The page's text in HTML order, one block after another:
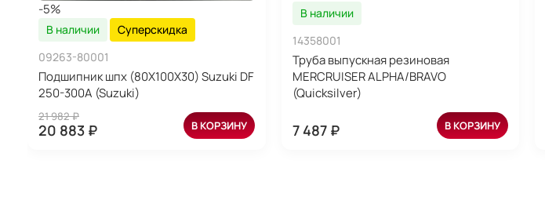
-5%
В наличии
Суперскидка
09263-80001
Подшипник шпх (80X100X30) Suzuki DF
250-300A (Suzuki)
21 982 ₽
20 883 ₽ В КОРЗИНУ
В наличии
14358001
Труба выпускная резиновая
MERCRUISER ALPHA/BRAVO
(Quicksilver)
7 487 ₽ В КОРЗИНУ